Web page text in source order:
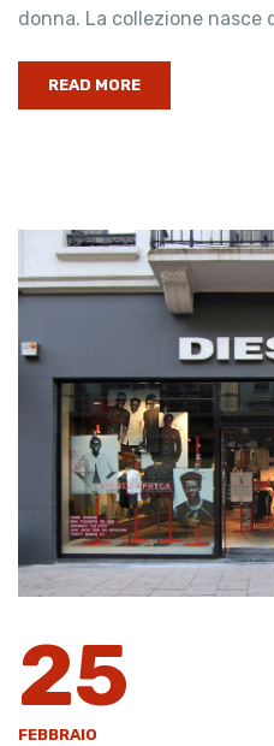
donna. La collezione nasce
READ MORE
25
FEBBRAIO